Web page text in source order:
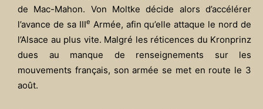
de Mac-Mahon. Von Moltke décide alors d’accélérer
l’avance de sa IIIe Armée, afin qu’elle attaque le nord de
l’Alsace au plus vite. Malgré les réticences du Kronprinz
dues au manque de renseignements sur les
mouvements français, son armée se met en route le 3
août.